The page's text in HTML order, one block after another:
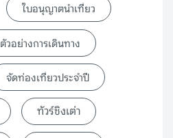
ใบอนุญาตนำเที่ยว
ตัวอย่างการเดินทาง
จัดท่องเที่ยวประจำปี
ทัวร์ชิงเต่า